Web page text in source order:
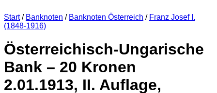
Start / Banknoten / Banknoten Österreich / Franz Josef I.
(1848-1916)
Österreichisch-Ungarische
Bank – 20 Kronen
2.01.1913, II. Auflage,